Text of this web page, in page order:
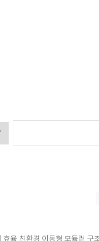
율 친환경 이동형 모듈러 구